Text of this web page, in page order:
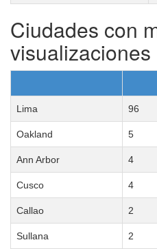
Ciudades con
visualizaciones
Lima 96
Oakland 5
Ann Arbor 4
Cusco 4
Callao 2
Sullana 2